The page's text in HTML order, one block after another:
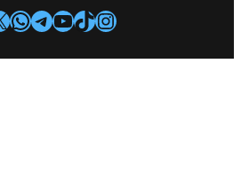
WhatsApp
Telegram
YouTube
TikTok
Instagram